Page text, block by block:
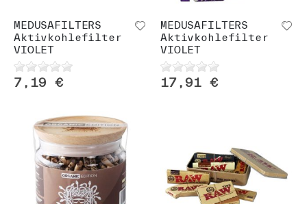
MEDUSAFILTERS
Aktivkohlefilter
VIOLET
7,19 €
MEDUSAFILTERS
Aktivkohlefilter
VIOLET
17,91 €